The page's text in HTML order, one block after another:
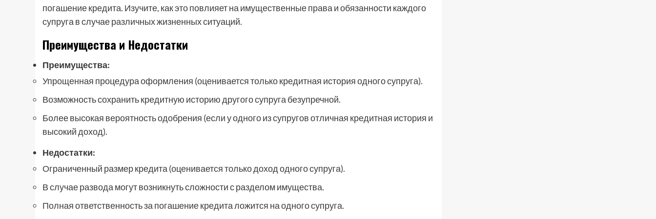
погашение кредита. Изучите, как это повлияет на имущественные права и обязанности каждого
супруга в случае различных жизненных ситуаций.
Преимущества и Недостатки
Преимущества:
Упрощенная процедура оформления (оценивается только кредитная история одного супруга).
Возможность сохранить кредитную историю другого супруга безупречной.
Более высокая вероятность одобрения (если у одного из супругов отличная кредитная история и
высокий доход).
Недостатки:
Ограниченный размер кредита (оценивается только доход одного супруга).
В случае развода могут возникнуть сложности с разделом имущества.
Полная ответственность за погашение кредита ложится на одного супруга.